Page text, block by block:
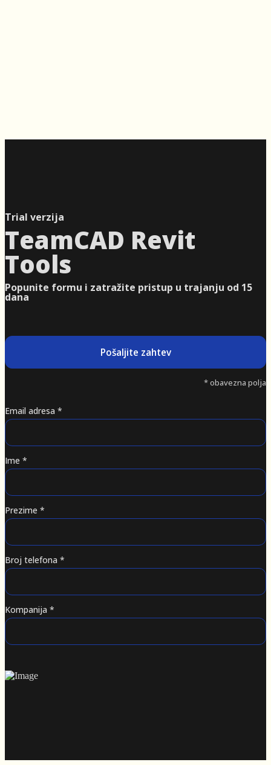
Trial verzija
TeamCAD Revit
Tools
Popunite formu i zatražite pristup u trajanju od 15
dana
*obavezna polja
Email adresa *
Ime *
Prezime *
Broj telefona *
Kompanija *